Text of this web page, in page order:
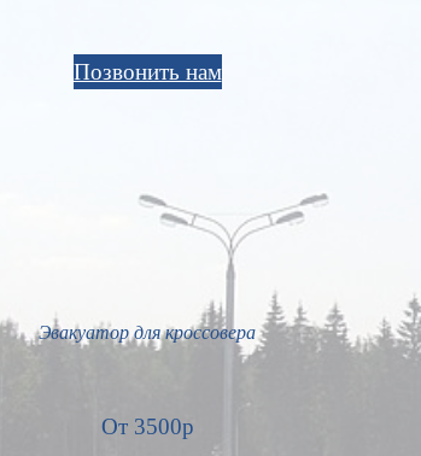
Позвонить нам
Эвакуатор длякроссовера
От 3500р